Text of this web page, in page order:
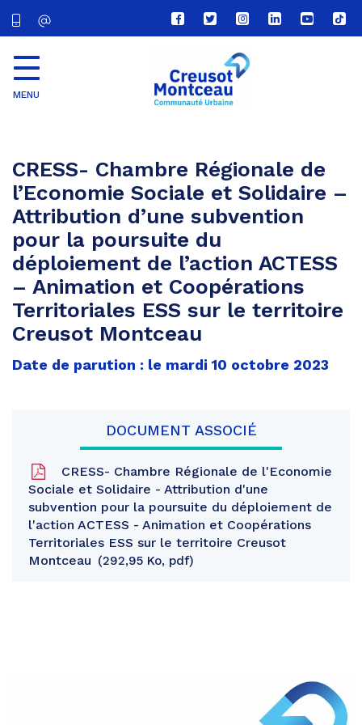
Lien
vers
compte
Facebook
Lien
vers
compte
Twitter
Lien
vers
le
compte
Lien
vers
Lien
vers
Lien
vers
MENU
CRESS- Chambre Régionale de
l’Economie Sociale et Solidaire –
Attribution d’une subvention
pour la poursuite du
déploiement de l’action ACTESS
– Animation et Coopérations
Territoriales ESS sur le territoire
Creusot Montceau
Date de parution : le mardi 10 octobre 2023
DOCUMENT ASSOCIÉ
CRESS- Chambre Régionale de l'Economie
Sociale et Solidaire - Attribution d'une
subvention pour la poursuite du déploiement de
l'action ACTESS - Animation et Coopérations
Territoriales ESS sur le territoire Creusot
Montceau
292,95 Ko, pdf